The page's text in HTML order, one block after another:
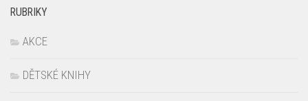
RUBRIKY
AKCE
DĚTSKÉ KNIHY